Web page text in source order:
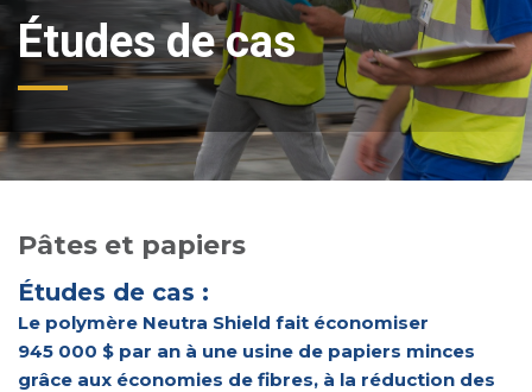
Études de cas
Pâtes et papiers
Études de cas :
Le polymère Neutra Shield fait économiser
945 000 $ par an à une usine de papiers minces
grâce aux économies de fibres, à la réduction des